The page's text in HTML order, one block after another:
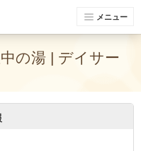
メニュー
の湯 | デイサー